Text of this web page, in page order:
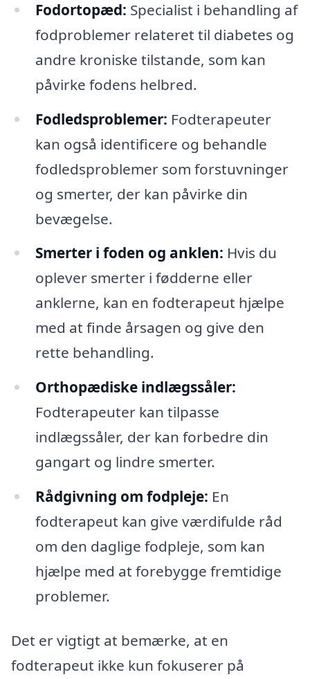
Fodortopæd: Specialist i behandling af
fodproblemer relateret til diabetes og
andre kroniske tilstande, som kan
påvirke fodens helbred.
Fodledsproblemer: Fodterapeuter
kan også identificere og behandle
fodledsproblemer som forstuvninger
og smerter, der kan påvirke din
bevægelse.
Smerter i foden og anklen: Hvis du
oplever smerter i fødderne eller
anklerne, kan en fodterapeut hjælpe
med at finde årsagen og give den
rette behandling.
Orthopædiske indlægssåler:
Fodterapeuter kan tilpasse
indlægssåler, der kan forbedre din
gangart og lindre smerter.
Rådgivning om fodpleje: En
fodterapeut kan give værdifulde råd
om den daglige fodpleje, som kan
hjælpe med at forebygge fremtidige
problemer.
Det er vigtigt at bemærke, at en
fodterapeut ikke kun fokuserer på